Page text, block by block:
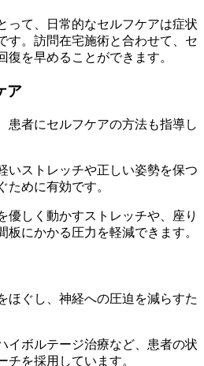
って、日常的なセルフケアは症状
す。訪問在宅施術と合わせて、セ
復を早めることができます。
ア
患者にセルフケアの方法も指導し
いストレッチや正しい姿勢を保つ
ために有効です。
優しく動かすストレッチや、座り
板にかかる圧力を軽減できます。
ほぐし、神経への圧迫を減らすた
イボルテージ治療など、患者の状
チを採用しています。